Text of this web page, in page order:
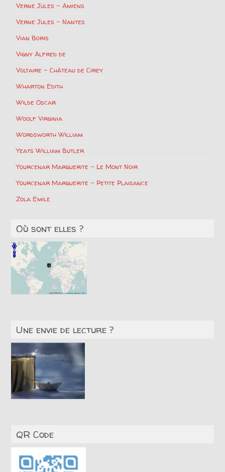
Verne Jules – Amiens
Verne Jules – Nantes
Vian Boris
Vigny Alfred de
Voltaire – Château de Cirey
Wharton Edith
Wilde Oscar
Woolf Virginia
Wordsworth William
Yeats William Butler
Yourcenar Marguerite – Le Mont Noir
Yourcenar Marguerite – Petite Plaisance
Zola Emile
Où sont elles ?
Une envie de lecture ?
QR Code